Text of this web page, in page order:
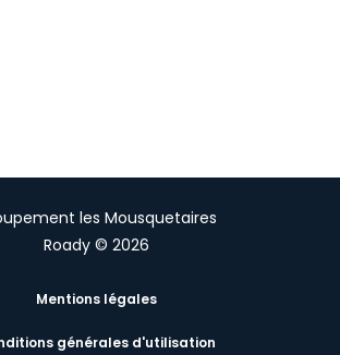
les Mousquetaires
Roady © 2026
Mentions légales
générales d'utilisation